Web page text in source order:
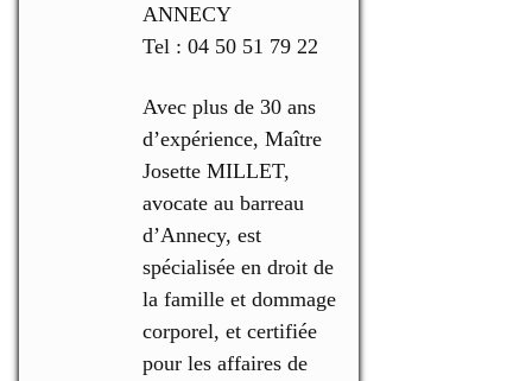
ANNECY
Tel : 04 50 51 79 22
Avec plus de 30 ans
d’expérience, Maître
Josette MILLET,
avocate au barreau
d’Annecy, est
spécialisée en droit de
la famille et dommage
corporel, et certifiée
pour les affaires de